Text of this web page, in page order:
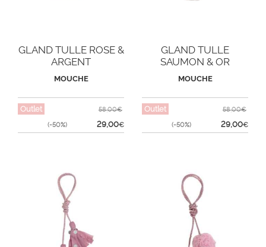
GLAND TULLE ROSE &
ARGENT
MOUCHE
Outlet
(-50%)
58,00€
29,00€
GLAND TULLE
SAUMON & OR
MOUCHE
Outlet
(-50%)
58,00€
29,00€